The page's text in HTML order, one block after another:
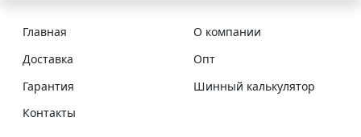
Главная
О компании
Доставка
Опт
Гарантия
Шинный калькулятор
Контакты